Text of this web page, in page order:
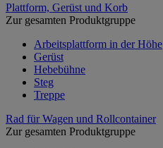
Plattform, Gerüst und Korb
Zur gesamten Produktgruppe
Arbeitsplattform in der Höhe
Gerüst
Hebebühne
Steg
Treppe
Rad für Wagen und Rollcontainer
Zur gesamten Produktgruppe